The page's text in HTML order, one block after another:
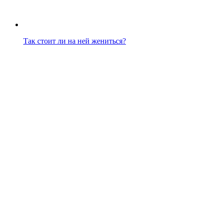
Так стоит ли на ней жениться?